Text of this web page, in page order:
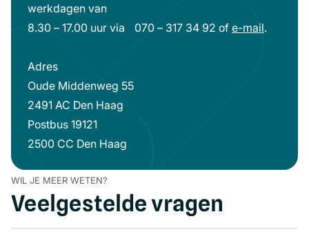
werkdagen van
8.30 – 17.00 uur via 070 – 317 34 92 of e-mail(opent
.
Adres
Oude Middenweg 55
2491 AC Den Haag
Postbus 19121
2500 CC Den Haag
WIL JE MEER WETEN?
Veelgestelde vragen